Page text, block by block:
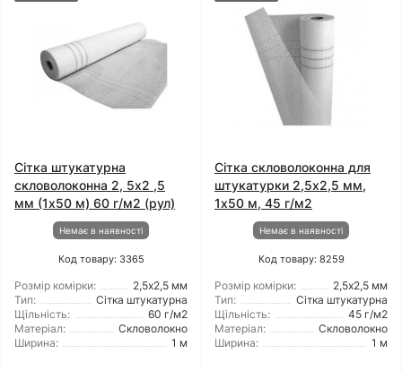
Сітка штукатурна
скловолоконна 2, 5x2 ,5
мм (1x50 м) 60 г/м2 (рул)
Немає в наявності
Код товару: 3365
Розмір комірки:
2,5х2,5 мм
Тип:
Сітка штукатурна
Щільність:
60 г/м2
Матеріал:
Скловолокно
Ширина:
1 м
Сітка скловолоконна для
штукатурки 2,5x2,5 мм,
1x50 м, 45 г/м2
Немає в наявності
Код товару: 8259
Розмір комірки:
2,5х2,5 мм
Тип:
Сітка штукатурна
Щільність:
45 г/м2
Матеріал:
Скловолокно
Ширина:
1 м